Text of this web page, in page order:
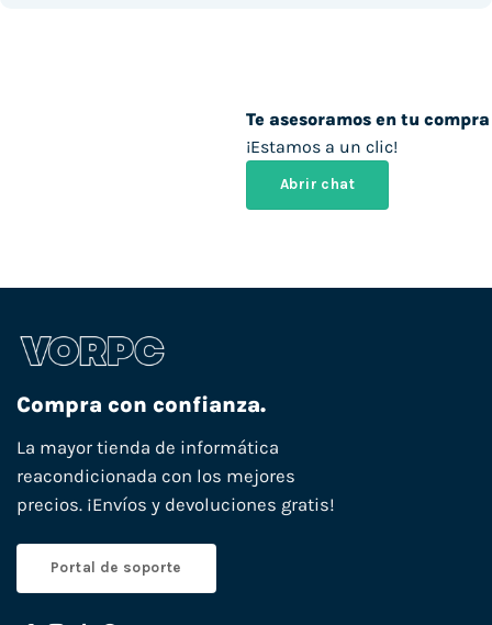
Te asesoramos en tu compra
¡Estamos a un clic!
Abrir chat
Compra con confianza.
La mayor tienda de informática
reacondicionada con los mejores
precios. ¡Envíos y devoluciones gratis!
Portal de soporte